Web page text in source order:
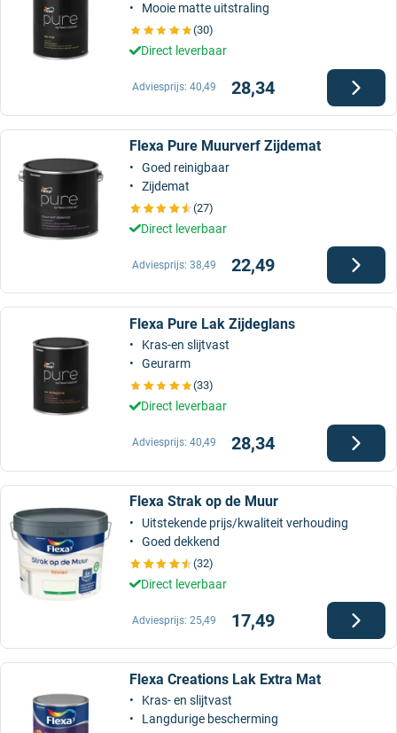
Mooie matte uitstraling
(30)
Direct leverbaar
28,34
Adviesprijs: 40,49
Flexa Pure Muurverf Zijdemat
Goed reinigbaar
Zijdemat
(27)
Direct leverbaar
22,49
Adviesprijs: 38,49
Flexa Pure Lak Zijdeglans
Kras-en slijtvast
Geurarm
(33)
Direct leverbaar
28,34
Adviesprijs: 40,49
Flexa Strak op de Muur
Uitstekende prijs/kwaliteit verhouding
Goed dekkend
(32)
Direct leverbaar
17,49
Adviesprijs: 25,49
Flexa Creations Lak Extra Mat
Kras- en slijtvast
Langdurige bescherming